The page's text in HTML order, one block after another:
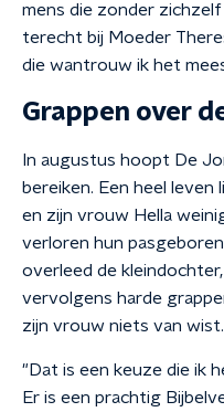
mens die zonder zichzelf
terecht bij Moeder
die wantrouw ik het
Grappen over
In augustus hoopt De
bereiken. Een heel leven
en zijn vrouw Hella
verloren hun
overleed de
vervolgens harde
zijn vrouw niets van wist.
"Dat is een keuze die ik
Er is een prachtig